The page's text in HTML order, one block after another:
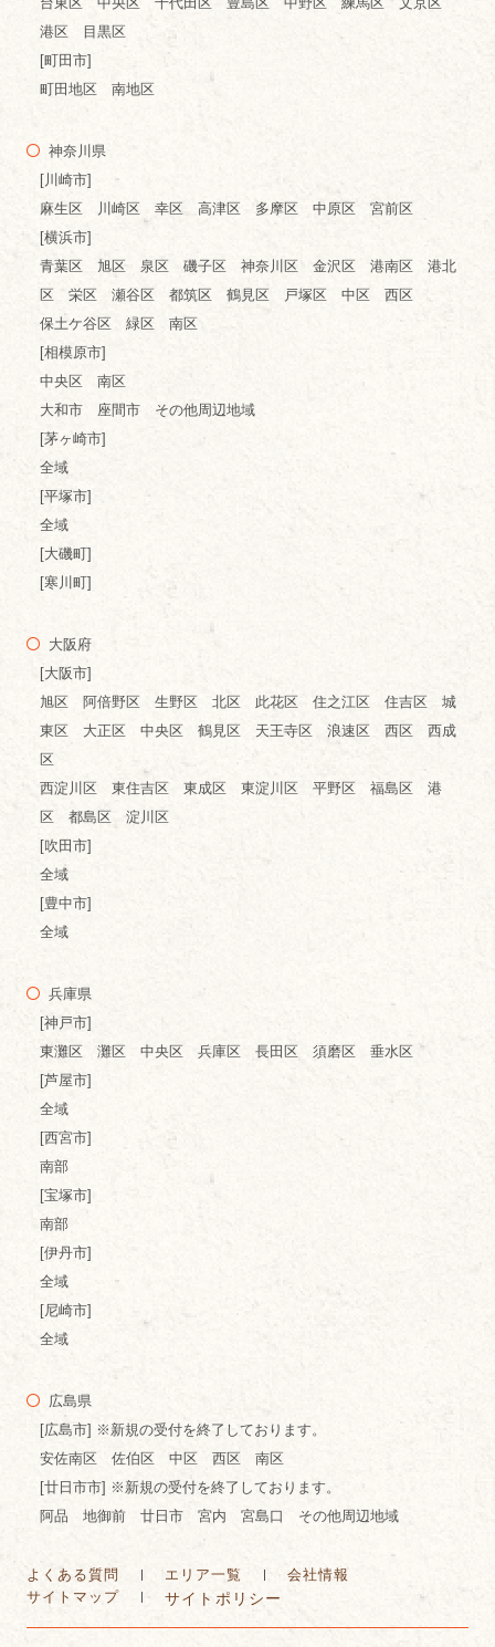
港区 目黒区
[町田市]
町田地区 南地区
神奈川県
[川崎市]
麻生区 川崎区 幸区 高津区 多摩区 中原区 宮前区
[横浜市]
青葉区 旭区 泉区 磯子区 神奈川区 金沢区 港南区 港北
区 栄区 瀬谷区 都筑区 鶴見区 戸塚区 中区 西区
保土ケ谷区 緑区 南区
[相模原市]
中央区 南区
大和市 座間市 その他周辺地域
[茅ヶ崎市]
全域
[平塚市]
全域
[大磯町]
[寒川町]
大阪府
[大阪市]
旭区 阿倍野区 生野区 北区 此花区 住之江区 住吉区 城
東区 大正区 中央区 鶴見区 天王寺区 浪速区 西区 西成
区
西淀川区 東住吉区 東成区 東淀川区 平野区 福島区 港
区 都島区 淀川区
[吹田市]
全域
[豊中市]
全域
兵庫県
[神戸市]
東灘区 灘区 中央区 兵庫区 長田区 須磨区 垂水区
[芦屋市]
全域
[西宮市]
南部
[宝塚市]
南部
[伊丹市]
全域
[尼崎市]
全域
広島県
[広島市] ※新規の受付を終了しております。
安佐南区 佐伯区 中区 西区 南区
[廿日市市] ※新規の受付を終了しております。
阿品 地御前 廿日市 宮内 宮島口 その他周辺地域
よくある質問 エリア一覧
会社情報
サイトマップ
サイトポリシー